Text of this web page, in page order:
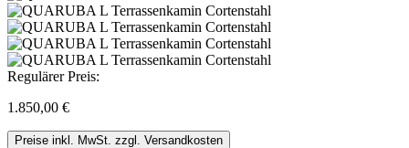
Regulärer Preis:
1.850,00 €
Preise inkl. MwSt. zzgl. Versandkosten